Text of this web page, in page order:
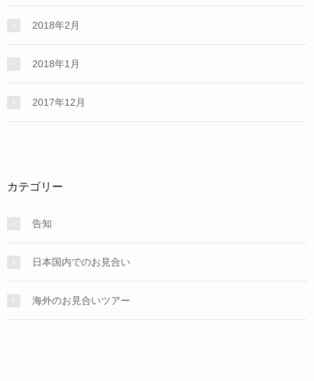
2018年2月
2018年1月
2017年12月
カテゴリー
告知
日本国内でのお見合い
海外のお見合いツアー